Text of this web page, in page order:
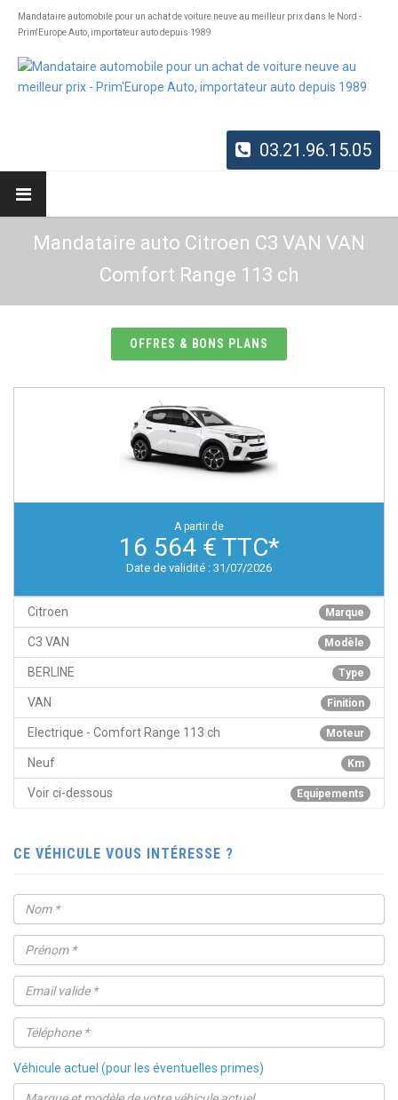
Mandataire automobile pour un achat de voiture neuve au meilleur prix dans le Nord -
Prim'Europe Auto, importateur auto depuis 1989
03.21.96.15.05
Mandataire auto Citroen C3 VAN VAN
Comfort Range 113 ch
OFFRES & BONS PLANS
A partir de
16 564 € TTC*
Date de validité : 31/07/2026
Marque
Citroen
Modèle
C3 VAN
Type
BERLINE
Finition
VAN
Moteur
Electrique - Comfort Range 113 ch
Km
Neuf
Equipements
Voir ci-dessous
CE VÉHICULE VOUS INTÉRESSE ?
Véhicule actuel (pour les éventuelles primes)